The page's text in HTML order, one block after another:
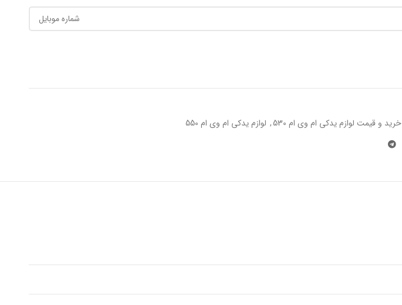
خرید و قیمت لوازم یدکی ام وی ام 530 , لوازم یدکی ام وی ام 550